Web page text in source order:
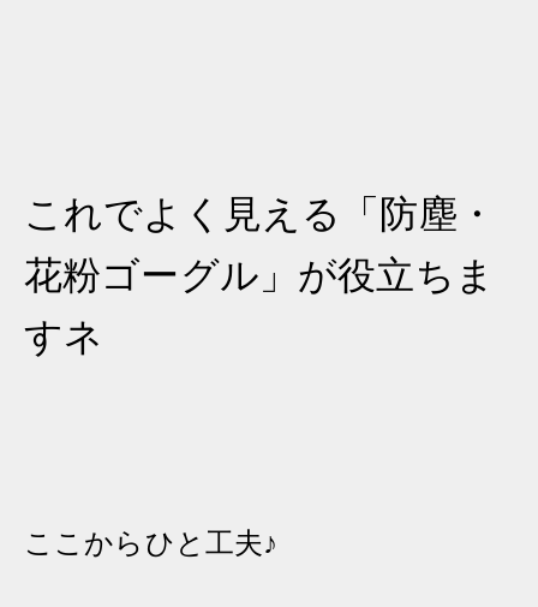
これでよく見える「防塵・
花粉ゴーグル」が役立ちま
すネ
ここからひと工夫♪